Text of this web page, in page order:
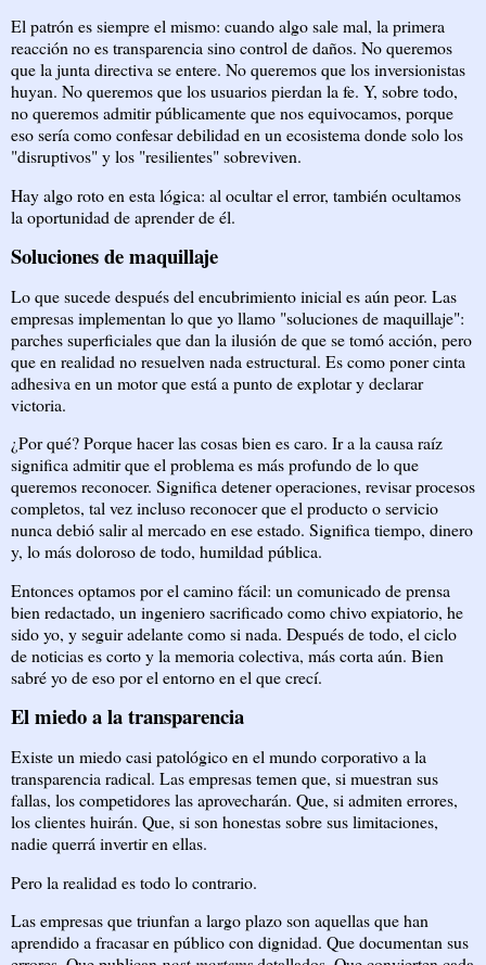
El patrón es siempre el mismo: cuando algo sale mal, la primera
reacción no es transparencia sino control de daños. No queremos
que la junta directiva se entere. No queremos que los inversionistas
huyan. No queremos que los usuarios pierdan la fe. Y, sobre todo,
no queremos admitir públicamente que nos equivocamos, porque
eso sería como confesar debilidad en un ecosistema donde solo los
"disruptivos" y los "resilientes" sobreviven.
Hay algo roto en esta lógica: al ocultar el error, también ocultamos
la oportunidad de aprender de él.
Soluciones de maquillaje
Lo que sucede después del encubrimiento inicial es aún peor. Las
empresas implementan lo que yo llamo "soluciones de maquillaje":
parches superficiales que dan la ilusión de que se tomó acción, pero
que en realidad no resuelven nada estructural. Es como poner cinta
adhesiva en un motor que está a punto de explotar y declarar
victoria.
¿Por qué? Porque hacer las cosas bien es caro. Ir a la causa raíz
significa admitir que el problema es más profundo de lo que
queremos reconocer. Significa detener operaciones, revisar procesos
completos, tal vez incluso reconocer que el producto o servicio
nunca debió salir al mercado en ese estado. Significa tiempo, dinero
y, lo más doloroso de todo, humildad pública.
Entonces optamos por el camino fácil: un comunicado de prensa
bien redactado, un ingeniero sacrificado como chivo expiatorio, he
sido yo, y seguir adelante como si nada. Después de todo, el ciclo
de noticias es corto y la memoria colectiva, más corta aún. Bien
sabré yo de eso por el entorno en el que crecí.
El miedo a la transparencia
Existe un miedo casi patológico en el mundo corporativo a la
transparencia radical. Las empresas temen que, si muestran sus
fallas, los competidores las aprovecharán. Que, si admiten errores,
los clientes huirán. Que, si son honestas sobre sus limitaciones,
nadie querrá invertir en ellas.
Pero la realidad es todo lo contrario.
Las empresas que triunfan a largo plazo son aquellas que han
aprendido a fracasar en público con dignidad. Que documentan sus